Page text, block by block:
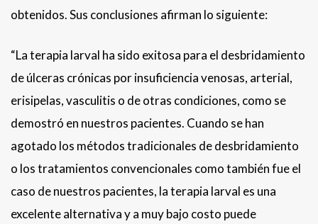
obtenidos. Sus conclusiones afirman lo siguiente:
“La terapia larval ha sido exitosa para el desbridamiento
de úlceras crónicas por insuficiencia venosas, arterial,
erisipelas, vasculitis o de otras condiciones, como se
demostró en nuestros pacientes. Cuando se han
agotado los métodos tradicionales de desbridamiento
o los tratamientos convencionales como también fue el
caso de nuestros pacientes, la terapia larval es una
excelente alternativa y a muy bajo costo puede